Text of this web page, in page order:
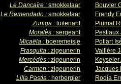
Le Dancaïre : smokkelaar
Bouvier
Le Remendado : smokkelaar
Frandy
Zuniga : luitenant
Plumat
Moralès : sergeant
Micaëla : boeremeisje
Poliart
Frasquita : zigeunerin
Vallière
Mercédès : zigeunerin
Keyseler
Carmen : zigeunerin
Jacques
Lilla Pastia : herbergier Rodia